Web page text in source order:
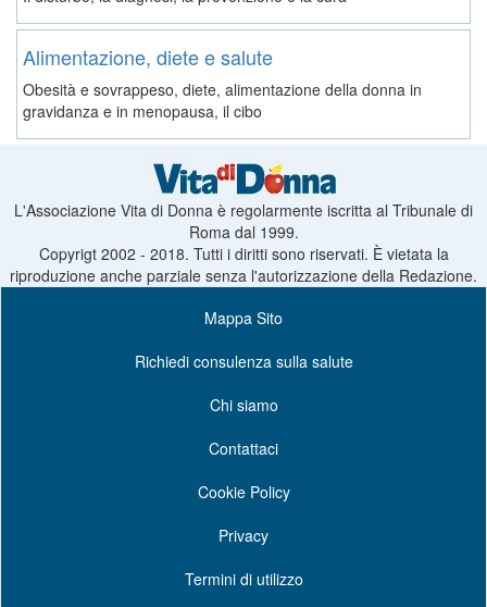
Alimentazione, diete e salute
Obesità e sovrappeso, diete, alimentazione della donna in
gravidanza e in menopausa, il cibo
L'Associazione Vita di Donna è regolarmente iscritta al Tribunale di
Roma dal 1999.
Copyrigt 2002 - 2018. Tutti i diritti sono riservati. È vietata la
riproduzione anche parziale senza l'autorizzazione della Redazione.
Mappa Sito
Richiedi consulenza sulla salute
Chi siamo
Contattaci
Cookie Policy
Privacy
Termini di utilizzo